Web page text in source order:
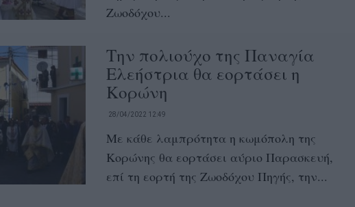
Ζωοδόχου...
Την πολιούχο της Παναγία
Ελεήστρια θα εορτάσει η
Κορώνη
28/04/2022 12:49
Με κάθε λαμπρότητα η κωμόπολη της
Κορώνης θα εορτάσει αύριο Παρασκευή,
επί τη εορτή της Ζωοδόχου Πηγής, την...